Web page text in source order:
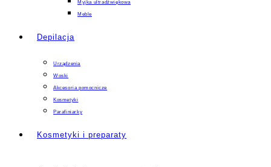
Myjka ultradźwiękowa
Meble
Depilacja
Urządzenia
Woski
Akcesoria pomocnicze
Kosmetyki
Parafiniarky
Kosmetyki i preparaty